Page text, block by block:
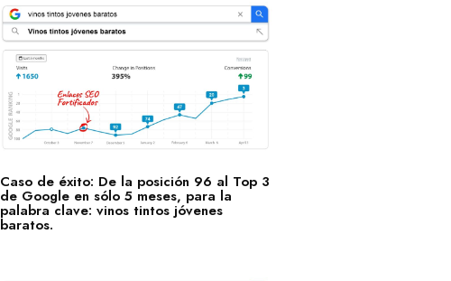
Caso de éxito: De la posición 96 al Top 3
de Google en sólo 5 meses, para la
palabra clave: vinos tintos jóvenes
baratos.